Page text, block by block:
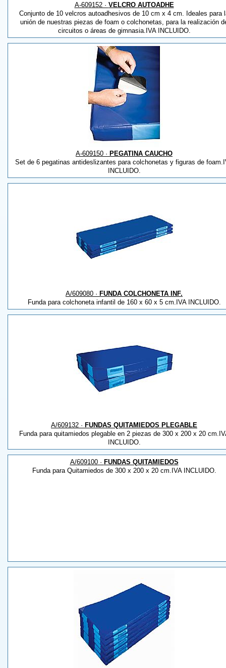
A-609152 · VELCRO AUTOADHE
Conjunto de 10 velcros autoadhesivos de 10 cm x 4 cm. Ideales para
unión de nuestras piezas de foam o colchonetas, para la realización
circuitos o áreas de gimnasia.IVA INCLUIDO.
A-609150 · PEGATINA CAUCHO
Set de 6 pegatinas antideslizantes para colchonetas y figuras de
INCLUIDO.
A/609080 · FUNDA COLCHONETA INF.
Funda para colchoneta infantil de 160 x 60 x 5 cm.IVA INCLUIDO.
A/609132 · FUNDAS QUITAMIEDOS PLEGABLE
Funda para quitamiedos plegable en 2 piezas de 300 x 200 x 20
INCLUIDO.
A/609100 · FUNDAS QUITAMIEDOS
Funda para Quitamiedos de 300 x 200 x 20 cm.IVA INCLUIDO.